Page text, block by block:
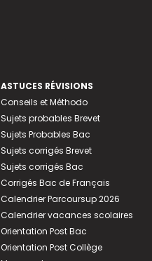
ASTUCES RÉVISIONS
Conseils et Méthodo
Sujets probables Brevet
Sujets Probables Bac
Sujets corrigés Brevet
Sujets corrigés Bac
Corrigés Bac de Français
Calendrier Parcoursup 2026
Calendrier vacances scolaires
Orientation Post Bac
Orientation Post Collège